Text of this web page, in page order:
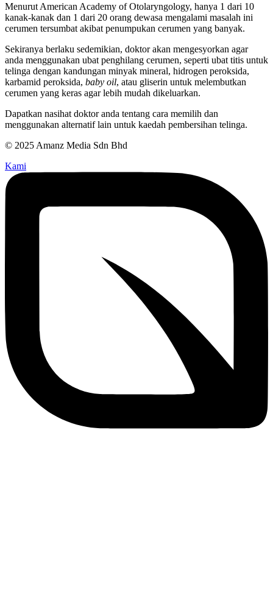
Menurut American Academy of Otolaryngology, hanya 1 dari 10
kanak-kanak dan 1 dari 20 orang dewasa mengalami masalah ini
cerumen tersumbat akibat penumpukan cerumen yang banyak.
Sekiranya berlaku sedemikian, doktor akan mengesyorkan agar
anda menggunakan ubat penghilang cerumen, seperti ubat titis untuk
telinga dengan kandungan minyak mineral, hidrogen peroksida,
karbamid peroksida, baby oil, atau gliserin untuk melembutkan
cerumen yang keras agar lebih mudah dikeluarkan.
Dapatkan nasihat doktor anda tentang cara memilih dan
menggunakan alternatif lain untuk kaedah pembersihan telinga.
© 2025 Amanz Media Sdn Bhd
Kami